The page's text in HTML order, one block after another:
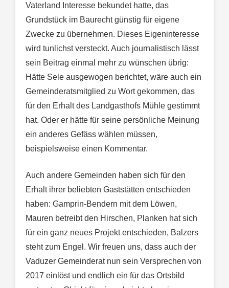
Vaterland Interesse bekundet hatte, das
Grundstück im Baurecht günstig für eigene
Zwecke zu übernehmen. Dieses Eigeninteresse
wird tunlichst versteckt. Auch journalistisch lässt
sein Beitrag einmal mehr zu wünschen übrig:
Hätte Sele ausgewogen berichtet, wäre auch ein
Gemeinderatsmitglied zu Wort gekommen, das
für den Erhalt des Landgasthofs Mühle gestimmt
hat. Oder er hätte für seine persönliche Meinung
ein anderes Gefäss wählen müssen,
beispielsweise einen Kommentar.
Auch andere Gemeinden haben sich für den
Erhalt ihrer beliebten Gaststätten entschieden
haben: Gamprin-Bendern mit dem Löwen,
Mauren betreibt den Hirschen, Planken hat sich
für ein ganz neues Projekt entschieden, Balzers
steht zum Engel. Wir freuen uns, dass auch der
Vaduzer Gemeinderat nun sein Versprechen von
2017 einlöst und endlich ein für das Ortsbild